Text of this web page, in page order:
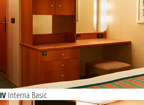
IV Interna Basic